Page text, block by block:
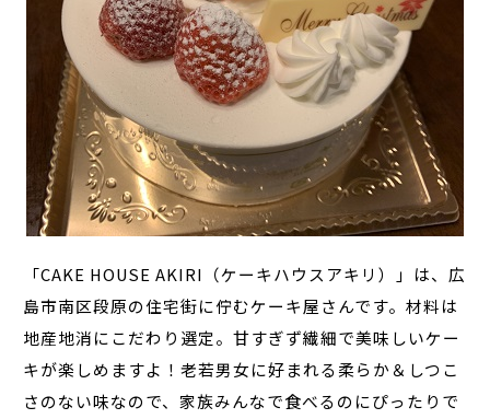
「CAKE HOUSE AKIRI（ケーキハウスアキリ）」は、広
島市南区段原の住宅街に佇むケーキ屋さんです。材料は
地産地消にこだわり選定。甘すぎず繊細で美味しいケー
キが楽しめますよ！老若男女に好まれる柔らか＆しつこ
さのない味なので、家族みんなで食べるのにぴったりで